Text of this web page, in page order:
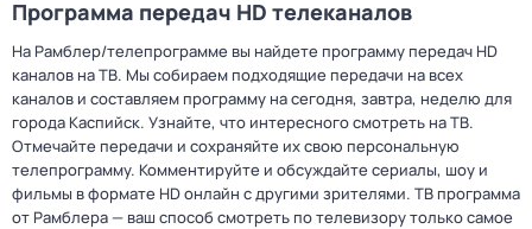
Программа передач HD телеканалов
На Рамблер/телепрограмме вы найдете программу передач HD
каналов на ТВ. Мы собираем подходящие передачи на всех
каналов и составляем программу на сегодня, завтра, неделю для
города Каспийск. Узнайте, что интересного смотреть на ТВ.
Отмечайте передачи и сохраняйте их свою персональную
телепрограмму. Комментируйте и обсуждайте сериалы, шоу и
фильмы в формате HD онлайн с другими зрителями. ТВ программа
от Рамблера — ваш способ смотреть по телевизору только самое